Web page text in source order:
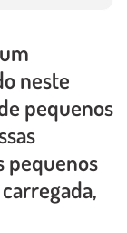
neste
pequenos
pequenos